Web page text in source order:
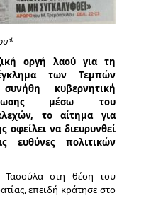
οργή λαού για τη
των Τεμπών
κυβερνητική
μέσω του
το αίτημα για
οφείλει να διευρυνθεί
πολιτικών
στη θέση του
επειδή κράτησε στο